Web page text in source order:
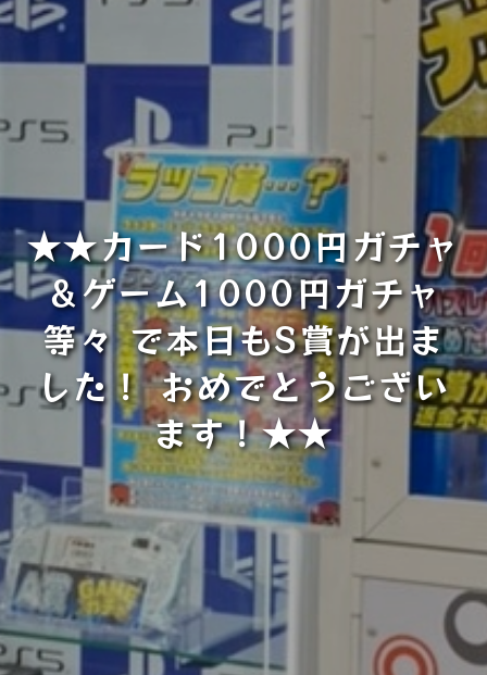
★★カード1000円ガチャ
＆ゲーム1000円ガチャ
等々 で本日もS賞が出ま
した！ おめでとうござい
ます！★★